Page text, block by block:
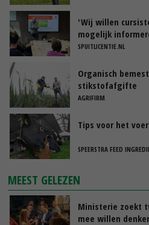
'Wij willen
mogelijk
SPUITLICENTIE.NL
Organisch
stikstofafgifte
AGRIFIRM
Tips voor het
SPEERSTRA FEED
MEEST GELEZEN
Ministerie zoekt
mee willen